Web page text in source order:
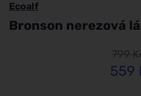
Ecoalf
Bronson nerezová
799
559